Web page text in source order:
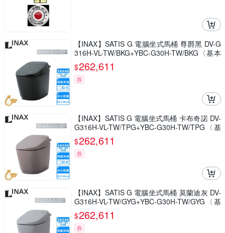
【INAX】SATIS G 電腦坐式馬桶 尊爵黑 DV-G
316H-VL-TW/BKG+YBC-G30H-TW/BKG〈基本
安裝〉
$262,611
券
【INAX】SATIS G 電腦坐式馬桶 卡布奇諾 DV-
G316H-VL-TW/TPG+YBC-G30H-TW/TPG〈基
本安裝〉
$262,611
券
【INAX】SATIS G 電腦坐式馬桶 莫蘭迪灰 DV-
G316H-VL-TW/GYG+YBC-G30H-TW/GYG〈基
本安裝〉
$262,611
券